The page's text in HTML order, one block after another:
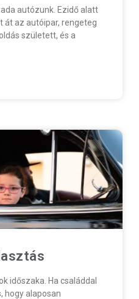
autózunk. Ezidő alatt
át az autóipar, rengeteg
született, és a
időszaka. Ha családdal
hogy alaposan